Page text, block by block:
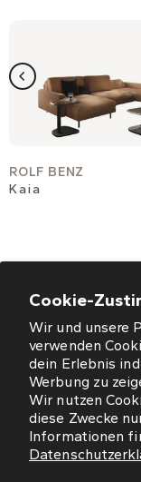
Cookie-
Wir und unsere
verwenden
dein Erlebnis
Werbung zu
Wir nutzen
diese Zwecke
Informationen
ROLF BENZ
Kaia
NEWSLETTER
SO FINDEN SIE
WORMS